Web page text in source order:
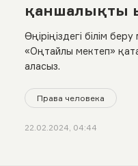
қаншалықты
Өңіріңіздегі білім
«Оңтайлы мектеп»
аласыз.
Права человека
22.02.2024, 04:44